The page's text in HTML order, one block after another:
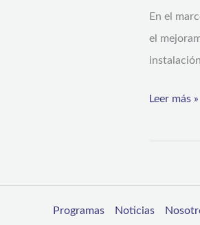
En el
el
La
Herradura
Leer más »
Programas Noticias